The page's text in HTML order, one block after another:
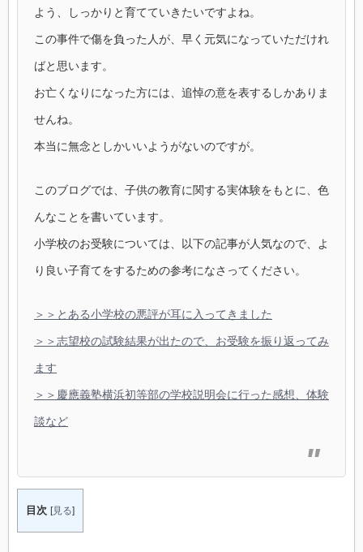
よう、しっかりと育てていきたいですよね。
この事件で傷を負った人が、早く元気になっていただけれ
ばと思います。
お亡くなりになった方には、追悼の意を表するしかありま
せんね。
本当に無念としかいいようがないのですが。
このブログでは、子供の教育に関する実体験をもとに、色
んなことを書いています。
小学校のお受験については、以下の記事が人気なので、よ
り良い子育てをするための参考になさってください。
＞＞とある小学校の悪評が耳に入ってきました
＞＞志望校の試験結果が出たので、お受験を振り返ってみ
ます
＞＞慶應義塾横浜初等部の学校説明会に行った感想、体験
談など
目次 [見る]